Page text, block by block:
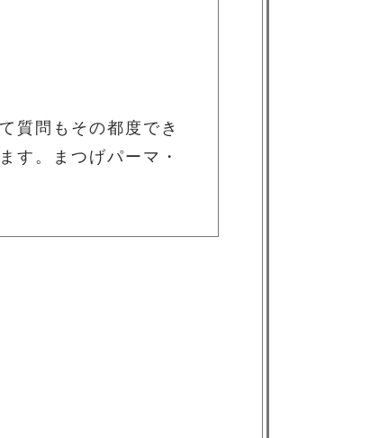
質問もその都度でき
す。まつげパーマ・